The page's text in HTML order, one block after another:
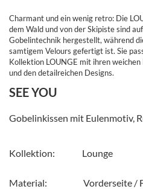
Charmant und ein wenig retro: Die
dem Wald und von der Skipiste sind
Gobelintechnik hergestellt, während
samtigem Velours gefertigt ist. Sie
Kollektion LOUNGE mit ihren
und den detailreichen Designs.
SEE YOU
Gobelinkissen mit Eulenmotiv,
Kollektion: Lounge
Material: Vorderseite /